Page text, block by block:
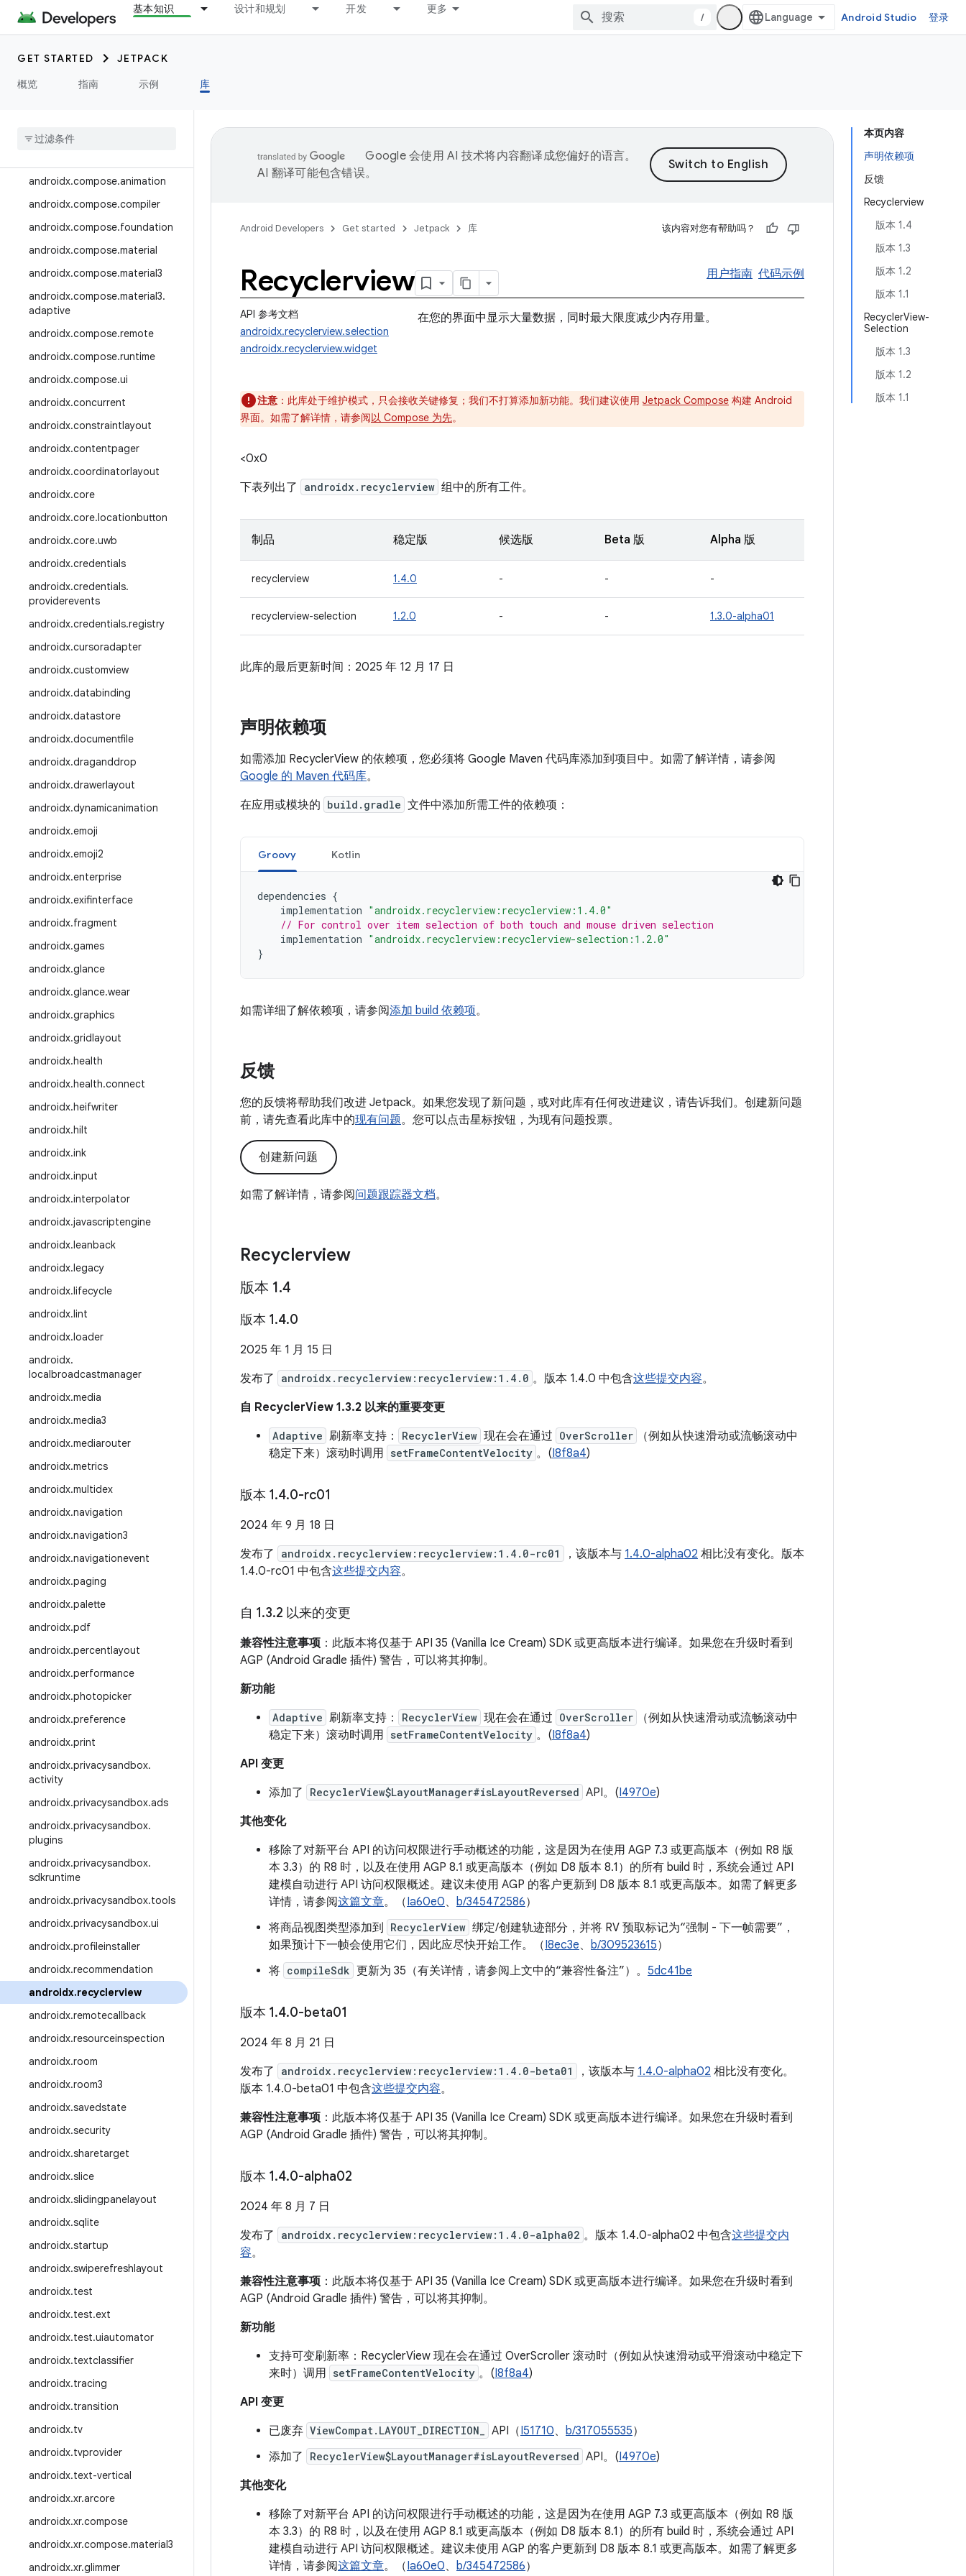
基本知识 设计和规划 开发 更多
/ Android Studio 登录
GET STARTED
JETPACK
概览
指南 示例 库
androidx.camera.media3
androidx.car
androidx.car.app
androidx.collection
androidx.compose.animation
androidx.compose.compiler
androidx.compose.foundation
androidx.compose.material
androidx.compose.material3
androidx.compose.material3.
adaptive
androidx.compose.remote
androidx.compose.runtime
androidx.compose.ui
androidx.concurrent
androidx.constraintlayout
androidx.contentpager
androidx.coordinatorlayout
androidx.core
androidx.core.locationbutton
androidx.core.uwb
androidx.credentials
androidx.credentials.
providerevents
androidx.credentials.registry
androidx.cursoradapter
androidx.customview
androidx.databinding
androidx.datastore
androidx.documentfile
androidx.draganddrop
androidx.drawerlayout
androidx.dynamicanimation
androidx.emoji
androidx.emoji2
androidx.enterprise
androidx.exifinterface
androidx.fragment
androidx.games
androidx.glance
androidx.glance.wear
androidx.graphics
androidx.gridlayout
androidx.health
androidx.health.connect
androidx.heifwriter
androidx.hilt
androidx.ink
androidx.input
androidx.interpolator
androidx.javascriptengine
androidx.leanback
androidx.legacy
androidx.lifecycle
androidx.lint
androidx.loader
androidx.
localbroadcastmanager
androidx.media
androidx.media3
androidx.mediarouter
androidx.metrics
androidx.multidex
androidx.navigation
androidx.navigation3
androidx.navigationevent
androidx.paging
androidx.palette
androidx.pdf
androidx.percentlayout
androidx.performance
androidx.photopicker
androidx.preference
androidx.print
androidx.privacysandbox.
activity
androidx.privacysandbox.ads
androidx.privacysandbox.
plugins
androidx.privacysandbox.
sdkruntime
androidx.privacysandbox.tools
androidx.privacysandbox.ui
androidx.profileinstaller
androidx.recommendation
androidx.recyclerview
androidx.remotecallback
androidx.resourceinspection
androidx.room
androidx.room3
androidx.savedstate
androidx.security
androidx.sharetarget
androidx.slice
androidx.slidingpanelayout
androidx.sqlite
androidx.startup
androidx.swiperefreshlayout
androidx.test
androidx.test.ext
androidx.test.uiautomator
androidx.textclassifier
androidx.tracing
androidx.transition
androidx.tv
androidx.tvprovider
androidx.text-vertical
androidx.xr.arcore
androidx.xr.compose
androidx.xr.compose.material3
androidx.xr.glimmer
本页内容
声明依赖项
反馈
Recyclerview
版本 1.4
版本 1.3
版本 1.2
版本 1.1
RecyclerView-
Selection
版本 1.3
版本 1.2
版本 1.1
Google 会使用 AI 技术将内容翻译成您偏好的语言。
AI 翻译可能包含错误。
Android Developers Get started Jetpack 库 该内容对您有帮助吗？
Recyclerview 用户指南 代码示例
API 参考文档
androidx.recyclerview.selection
androidx.recyclerview.widget
在您的界面中显示大量数据，同时最大限度减少内存用量。
注意 ：此库处于维护模式，只会接收关键修复；我们不打算添加新功能。我们建议使用 Jetpack Compose 构建 Android
界面。如需了解详情，请参阅以 Compose 为先。
<0x0
下表列出了
androidx.recyclerview 组中的所有工件。
制品 稳定版 候选版 Beta 版 Alpha 版
recyclerview 1.4.0 - - -
recyclerview-selection 1.2.0 - - 1.3.0-alpha01
此库的最后更新时间：2025 年 12 月 17 日
声明依赖项
如需添加 RecyclerView 的依赖项，您必须将 Google Maven 代码库添加到项目中。如需了解详情，请参阅
Google 的 Maven 代码库。
在应用或模块的 build.gradle 文件中添加所需工件的依赖项：
Groovy Kotlin
dependencies {
implementation "androidx.recyclerview:recyclerview:1.4.0"
// For control over item selection of both touch and mouse driven selection
implementation "androidx.recyclerview:recyclerview-selection:1.2.0"
}
如需详细了解依赖项，请参阅添加 build 依赖项。
反馈
您的反馈将帮助我们改进 Jetpack。如果您发现了新问题，或对此库有任何改进建议，请告诉我们。创建新问题
前，请先查看此库中的现有问题。您可以点击星标按钮，为现有问题投票。
创建新问题
如需了解详情，请参阅问题跟踪器文档。
Recyclerview
版本 1.4
版本 1.4.0
2025 年 1 月 15 日
发布了
androidx.recyclerview:recyclerview:1.4.0 。版本 1.4.0 中包含这些提交内容。
自 RecyclerView 1.3.2 以来的重要变更
Adaptive 刷新率支持： RecyclerView 现在会在通过 OverScroller
（例如从快速滑动或流畅滚动中
稳定下来）滚动时调用 setFrameContentVelocity 。(I8f8a4)
版本 1.4.0-rc01
2024 年 9 月 18 日
发布了
androidx.recyclerview:recyclerview:1.4.0-rc01 ，该版本与 1.4.0-alpha02 相比没有变化。版本
1.4.0-rc01 中包含这些提交内容。
自 1.3.2 以来的变更
兼容性注意事项 ：此版本将仅基于 API 35 (Vanilla Ice Cream) SDK 或更高版本进行编译。如果您在升级时看到
AGP (Android Gradle 插件) 警告，可以将其抑制。
新功能
Adaptive 刷新率支持： RecyclerView 现在会在通过 OverScroller
（例如从快速滑动或流畅滚动中
稳定下来）滚动时调用 setFrameContentVelocity 。(I8f8a4)
API 变更
添加了
RecyclerView$LayoutManager#isLayoutReversed API。(I4970e)
其他变化
移除了对新平台 API 的访问权限进行手动概述的功能，这是因为在使用 AGP 7.3 或更高版本（例如 R8 版
本 3.3）的 R8 时，以及在使用 AGP 8.1 或更高版本（例如 D8 版本 8.1）的所有 build 时，系统会通过 API
建模自动进行 API 访问权限概述。建议未使用 AGP 的客户更新到 D8 版本 8.1 或更高版本。如需了解更多
详情，请参阅这篇文章。（Ia60e0、 b/345472586）
将商品视图类型添加到
RecyclerView 绑定/创建轨迹部分，并将 RV 预取标记为“强制 - 下一帧需要”，
如果预计下一帧会使用它们，因此应尽快开始工作。（I8ec3e、 b/309523615）
将 compileSdk 更新为 35（有关详情，请参阅上文中的“兼容性备注”）。 5dc41be
版本 1.4.0-beta01
2024 年 8 月 21 日
发布了
androidx.recyclerview:recyclerview:1.4.0-beta01 ，该版本与 1.4.0-alpha02 相比没有变化。
版本 1.4.0-beta01 中包含这些提交内容。
兼容性注意事项 ：此版本将仅基于 API 35 (Vanilla Ice Cream) SDK 或更高版本进行编译。如果您在升级时看到
AGP (Android Gradle 插件) 警告，可以将其抑制。
版本 1.4.0-alpha02
2024 年 8 月 7 日
发布了
androidx.recyclerview:recyclerview:1.4.0-alpha02 。版本 1.4.0-alpha02 中包含这些提交内
容。
兼容性注意事项 ：此版本将仅基于 API 35 (Vanilla Ice Cream) SDK 或更高版本进行编译。如果您在升级时看到
AGP (Android Gradle 插件) 警告，可以将其抑制。
新功能
支持可变刷新率：RecyclerView 现在会在通过 OverScroller 滚动时（例如从快速滑动或平滑滚动中稳定下
来时）调用 setFrameContentVelocity 。(I8f8a4)
API 变更
已废弃 ViewCompat.LAYOUT_DIRECTION_ API（I51710、 b/317055535）
添加了
RecyclerView$LayoutManager#isLayoutReversed API。(I4970e)
其他变化
移除了对新平台 API 的访问权限进行手动概述的功能，这是因为在使用 AGP 7.3 或更高版本（例如 R8 版
本 3.3）的 R8 时，以及在使用 AGP 8.1 或更高版本（例如 D8 版本 8.1）的所有 build 时，系统会通过 API
建模自动进行 API 访问权限概述。建议未使用 AGP 的客户更新到 D8 版本 8.1 或更高版本。如需了解更多
详情，请参阅这篇文章。（Ia60e0、 b/345472586）